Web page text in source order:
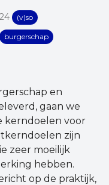
(v)so
burgerschap
en
gaan we
kerndoelen voor
zijn
zeer moeilijk
hebben.
op de praktijk,